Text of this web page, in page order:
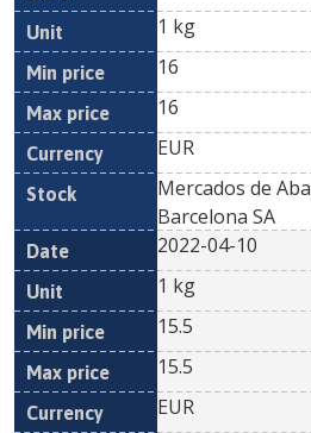
1 kg
16
16
EUR
Mercados de
Barcelona SA
2022-04-10
1 kg
15.5
15.5
EUR